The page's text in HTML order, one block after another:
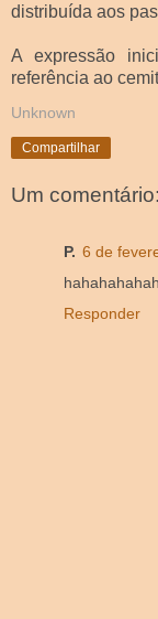
distribuída aos
A expressão
referência ao
Unknown
Compartilhar
Um comentário:
P. 6 de
Responder